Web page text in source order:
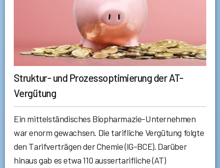
Struktur- und Prozessoptimierung der AT-
Vergütung
Ein mittelständisches Biopharmazie-Unternehmen
war enorm gewachsen. Die tarifliche Vergütung folgte
den Tarifverträgen der Chemie (IG-BCE). Darüber
hinaus gab es etwa 110 aussertarifliche (AT)